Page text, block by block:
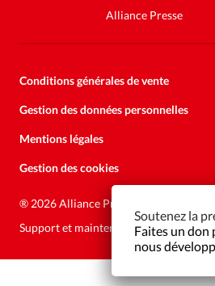
Alliance Presse
Conditions générales de vente
Gestion des données personnelles
Mentions légales
Gestion des cookies
® 2026 Alliance Presse
Support et maintenance:Solutions Kläy